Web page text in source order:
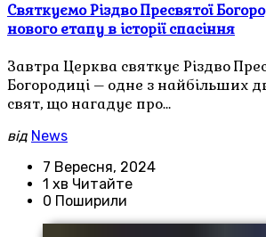
Святкуємо Різдво Пресвятої
нового етапу в історії спасіння
Завтра Церква святкує Різдво
Богородиці – одне з найбільших
свят, що нагадує про…
від News
7 Вересня, 2024
1 хв Читайте
0 Поширили